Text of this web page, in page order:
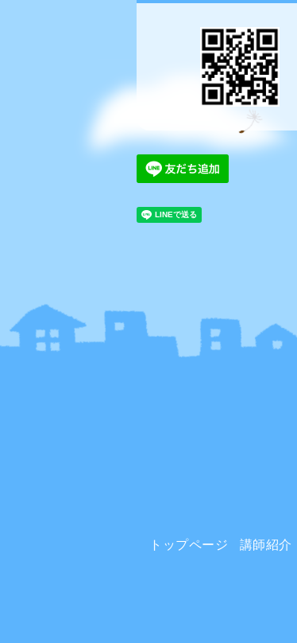
トップページ 講師紹介